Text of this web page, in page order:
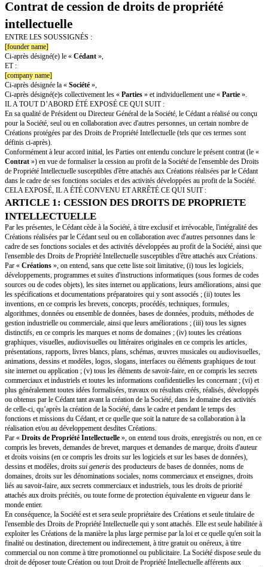
Contrat de cession de droits de
intellectuelle
ENTRE LES SOUSSIGNÉS :
[founder name]
Ci-après désigné(e) le «Cédant»,
ET :
[company name]
Ci-après désignée la «Société»,
Ci-après désigné(e)s collectivement les «Parties» et individuellement
IL A TOUT D’ABORD ÉTÉ EXPOSÉ CE QUI SUIT :
En sa qualité de Président ou Directeur Général de la Société, le Cédant a
pour la Société, seul ou en collaboration avec d'autres personnes, un
Créations protégées par des Droits de Propriété Intellectuelle (tels que ces
définis ci-après).
Conformément à leur accord initial, les Parties ont entendu conclure le
Contrat») en vue de formaliser la cession au profit de la Société de
de Propriété Intellectuelle susceptibles d'être attachés aux Créations
dans le cadre de ses fonctions sociales et des activités développées au
CELA EXPOSÉ, IL A ÉTÉ CONVENU ET ARRÊTÉ CE QUI SUIT :
ARTICLE 1: CESSION DES DROITS DE
INTELLECTUELLE
Par les présentes, le Cédant cède à la Société, à titre exclusif et
Créations réalisées par le Cédant seul ou en collaboration avec d'autres
cadre de ses fonctions sociales et des activités développées au profit de la
l'ensemble des Droits de Propriété Intellectuelle susceptibles d'être
Par « Créations», on entend, sans que cette liste soit limitative, (i) tous
développements, programmes et suites d'instructions informatiques (sous
sources ou de codes objets), les sites internet ou applications, leurs
les spécifications et documentations préparatoires qui y sont associés ; (ii)
inventions, en ce compris les brevets, concepts, procédés, techniques,
algorithmes, données ou ensemble de données, bases de données,